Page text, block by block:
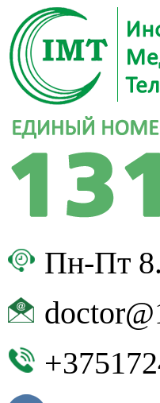
Пн-Пт